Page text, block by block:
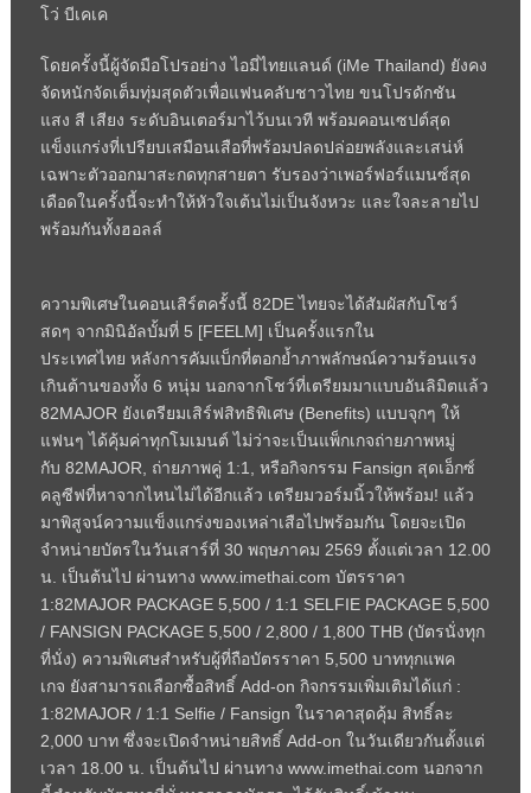
โว่ บีเคเค
โดยครั้งนี้ผู้จัดมือโปรอย่าง ไอมี่ไทยแลนด์ (iMe Thailand) ยังคง
จัดหนักจัดเต็มทุ่มสุดตัวเพื่อแฟนคลับชาวไทย ขนโปรดักชัน
แสง สี เสียง ระดับอินเตอร์มาไว้บนเวที พร้อมคอนเซปต์สุด
แข็งแกร่งที่เปรียบเสมือนเสือที่พร้อมปลดปล่อยพลังและเสน่ห์
เฉพาะตัวออกมาสะกดทุกสายตา รับรองว่าเพอร์ฟอร์แมนซ์สุด
เดือดในครั้งนี้จะทำให้หัวใจเต้นไม่เป็นจังหวะ และใจละลายไป
พร้อมกันทั้งฮอลล์
ความพิเศษในคอนเสิร์ตครั้งนี้ 82DE ไทยจะได้สัมผัสกับโชว์
สดๆ จากมินิอัลบั้มที่ 5 [FEELM] เป็นครั้งแรกใน
ประเทศไทย หลังการคัมแบ็กที่ตอกย้ำภาพลักษณ์ความร้อนแรง
เกินต้านของทั้ง 6 หนุ่ม นอกจากโชว์ที่เตรียมมาแบบอันลิมิตแล้ว
82MAJOR ยังเตรียมเสิร์ฟสิทธิพิเศษ (Benefits) แบบจุกๆ ให้
แฟนๆ ได้คุ้มค่าทุกโมเมนต์ ไม่ว่าจะเป็นแพ็กเกจถ่ายภาพหมู่
กับ 82MAJOR, ถ่ายภาพคู่ 1:1, หรือกิจกรรม Fansign สุดเอ็กซ์
คลูซีฟที่หาจากไหนไม่ได้อีกแล้ว เตรียมวอร์มนิ้วให้พร้อม! แล้ว
มาพิสูจน์ความแข็งแกร่งของเหล่าเสือไปพร้อมกัน โดยจะเปิด
จำหน่ายบัตรในวันเสาร์ที่ 30 พฤษภาคม 2569 ตั้งแต่เวลา 12.00
น. เป็นต้นไป ผ่านทาง www.imethai.com บัตรราคา
1:82MAJOR PACKAGE 5,500 / 1:1 SELFIE PACKAGE 5,500
/ FANSIGN PACKAGE 5,500 / 2,800 / 1,800 THB (บัตรนั่งทุก
ที่นั่ง) ความพิเศษสำหรับผู้ที่ถือบัตรราคา 5,500 บาททุกแพค
เกจ ยังสามารถเลือกซื้อสิทธิ์ Add-on กิจกรรมเพิ่มเติมได้แก่ :
1:82MAJOR / 1:1 Selfie / Fansign ในราคาสุดคุ้ม สิทธิ์ละ
2,000 บาท ซึ่งจะเปิดจำหน่ายสิทธิ์ Add-on ในวันเดียวกันตั้งแต่
เวลา 18.00 น. เป็นต้นไป ผ่านทาง www.imethai.com นอกจาก